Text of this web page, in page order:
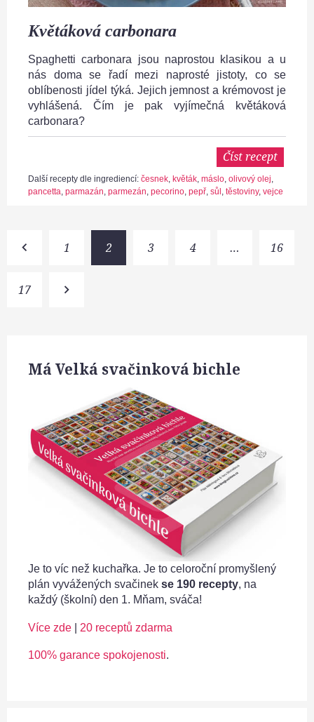
Květáková carbonara
Spaghetti carbonara jsou naprostou klasikou a u
nás doma se řadí mezi naprosté jistoty, co se
oblíbenosti jídel týká. Jejich jemnost a krémovost je
vyhlášená. Čím je pak vyjímečná květáková
carbonara?
Číst recept
Další recepty dle ingrediencí: česnek, květák, máslo, olivový olej,
pancetta, parmazán, parmezán, pecorino, pepř, sůl , těstoviny, vejce
keyboard_arrow_left 1 2 3 4 … 16
17 keyboard_arrow_right
Má Velká svačinková bichle
Je to víc než kuchařka. Je to celoroční promyšlený
plán vyvážených svačinek se 190 recepty, na
každý (školní) den 1. Mňam, sváča!
Více zde 20 receptů zdarma
100% garance spokojenosti.